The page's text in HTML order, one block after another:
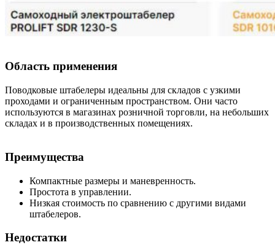
Область применения
Поводковые штабелеры идеальны для складов с узкими
проходами и ограниченным пространством. Они часто
используются в магазинах розничной торговли, на небольших
складах и в производственных помещениях.
Преимущества
Компактные размеры и маневренность.
Простота в управлении.
Низкая стоимость по сравнению с другими видами
штабелеров.
Недостатки